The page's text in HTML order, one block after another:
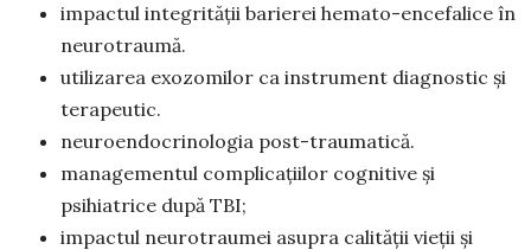
impactul integrității barierei hemato-encefalice în
neurotraumă.
utilizarea exozomilor ca instrument diagnostic și
terapeutic.
neuroendocrinologia post-traumatică.
managementul complicațiilor cognitive și
psihiatrice după TBI;
impactul neurotraumei asupra calității vieții și